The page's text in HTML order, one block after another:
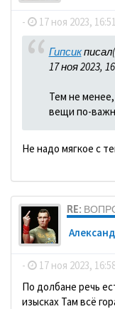
- 17 ноя 2023, 16:51
Гипсик
17 ноя 2023,
Тем не
вещи по-
Не надо мягкое с
RE:
- 17 ноя 2023,
По долбане речь
изысках Там всё